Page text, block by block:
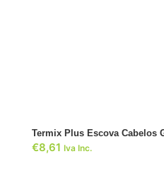
Termix Plus Escova Cabelos
€8,61 Iva Inc.